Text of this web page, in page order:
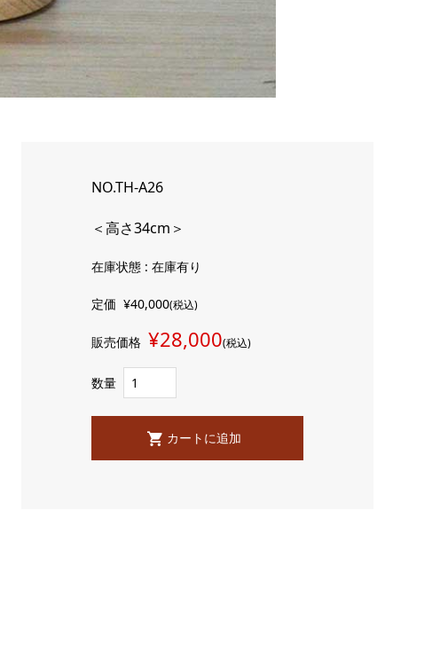
NO.TH-A26
＜高さ34cm＞
在庫状態 : 在庫有り
定価¥40,000(税込)
販売価格 ¥28,000(税込)
数量